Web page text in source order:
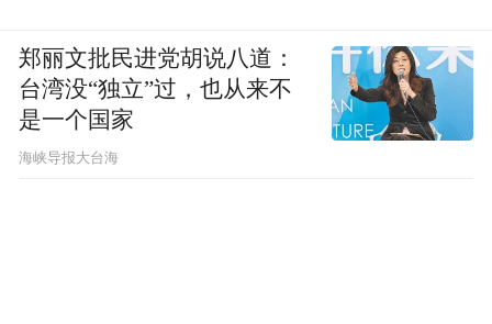
郑丽文批民进党胡说八道：
台湾没“独立”过，也从来不
是一个国家
​海峡导报大台海